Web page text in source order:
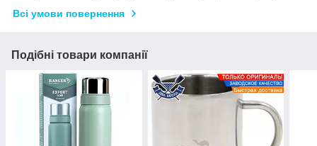
Всі умови повернення
Подібні товари компанії